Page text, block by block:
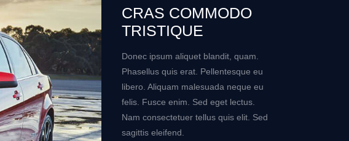
CRAS COMMODO
TRISTIQUE
Donec ipsum aliquet blandit, quam.
Phasellus quis erat. Pellentesque eu
libero. Aliquam malesuada neque eu
felis. Fusce enim. Sed eget lectus.
Nam consectetuer tellus quis elit. Sed
sagittis eleifend.